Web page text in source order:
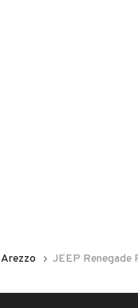
Arezzo JEEP Renegade